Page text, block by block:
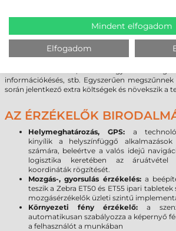
teljes oldal tartalmának rögzítésére
szövegrészeket, telefonszámokat, képeket,
jelölőnégyzeteket is. Az Android rendszerű
SimulScan applikáció használatával nincs
információkésés, stb. Egyszerűen
során jelentkező extra költségek és növekszik a
AZ ÉRZÉKELŐK
Helymeghatározás, GPS:a
kinyílik a helyszínfüggő
számára, beleértve a valós idejű
logisztika keretében az áruátvétel
koordináták rögzítését.
Mozgás-, gyorsulás érzékelés: a
teszik a Zebra ET50 és ET55 ipari
mozgásérzékelők üzleti szintű
Környezeti fény érzékelő: a
automatikusan szabályozza a képernyő
a felhasználót a munkában
Mindent elfogadom
Elfogadom